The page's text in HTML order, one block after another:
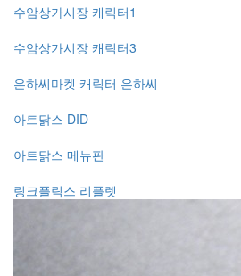
수암상가시장 캐릭터1
수암상가시장 캐릭터3
은하씨마켓 캐릭터 은하씨
아트닭스 DID
아트닭스 메뉴판
링크플릭스 리플렛